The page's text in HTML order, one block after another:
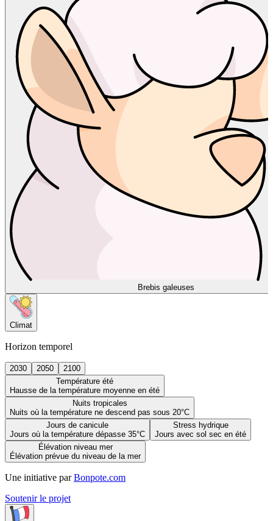
Brebis galeuses
Climat
Horizon temporel
2030 2050
2100
Température été
Hausse de la température moyenne en été
Nuits tropicales
Nuits où la température ne descend pas sous 20°C
Jours de canicule
Jours où la température dépasse 35°C
Stress hydrique
Jours avec sol sec en été
Élévation niveau mer
Élévation prévue du niveau de la mer
Une initiative par Bonpote.com
Soutenir le projet